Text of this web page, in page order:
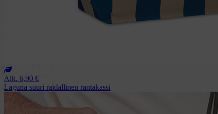
Alk. 6,90 €
Laguna suuri raidallinen rantakassi